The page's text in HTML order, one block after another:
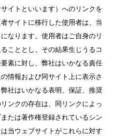
イトといいます）へのリンクを
サイトに移行した使用者は、当
なります。使用者はご自身のリ
こととし、その結果生じうるコ
素に対し、弊社はいかなる責任
情報および同サイト上に表示さ
社はいかなる表明、保証、推奨
ンクの存在は、同リンクによっ
たは著作権登録されているシン
当ウェブサイトがこれらに対す